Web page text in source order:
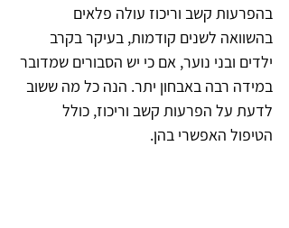
בהפרעות קשב וריכוז עולה פלאים
בהשוואה לשנים קודמות, בעיקר בקרב
ילדים ובני נוער, אם כי יש הסבורים שמדובר
במידה רבה באבחון יתר. הנה כל מה ששוב
לדעת על הפרעות קשב וריכוז, כולל
הטיפול האפשרי בהן.